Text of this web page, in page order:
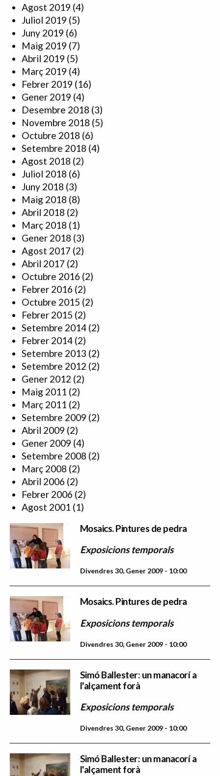
Agost 2019 (4)
Juliol 2019 (5)
Juny 2019 (6)
Maig 2019 (7)
Abril 2019 (5)
Març 2019 (4)
Febrer 2019 (16)
Gener 2019 (4)
Desembre 2018 (3)
Novembre 2018 (5)
Octubre 2018 (6)
Setembre 2018 (4)
Agost 2018 (2)
Juliol 2018 (6)
Juny 2018 (3)
Maig 2018 (8)
Abril 2018 (2)
Març 2018 (1)
Gener 2018 (3)
Agost 2017 (2)
Abril 2017 (2)
Octubre 2016 (2)
Febrer 2016 (2)
Octubre 2015 (2)
Febrer 2015 (2)
Setembre 2014 (2)
Febrer 2014 (2)
Setembre 2013 (2)
Setembre 2012 (2)
Gener 2012 (2)
Maig 2011 (2)
Març 2011 (2)
Setembre 2009 (2)
Abril 2009 (2)
Gener 2009 (4)
Setembre 2008 (2)
Març 2008 (2)
Abril 2006 (2)
Febrer 2006 (2)
Agost 2001 (1)
Mosaics. Pintures de pedra
Exposicions temporals
Divendres 30, Gener 2009 - 10:00
Mosaics. Pintures de pedra
Exposicions temporals
Divendres 30, Gener 2009 - 10:00
Simó Ballester: un manacorí a
l'alçament forà
Exposicions temporals
Divendres 30, Gener 2009 - 10:00
Simó Ballester: un manacorí a
l'alçament forà